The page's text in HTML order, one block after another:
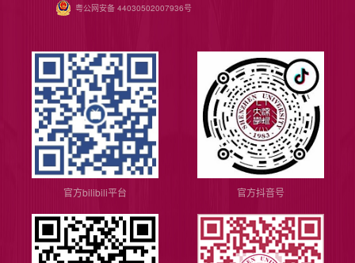
粤公网安备 44030502007936号
官方bilibili平台 官方抖音号